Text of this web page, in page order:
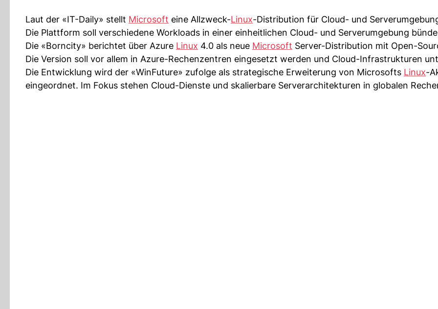
Laut der «IT-Daily» stellt Microsoft eine Allzweck-Linux-Distribution für Cloud- und
Die Plattform soll verschiedene Workloads in einer einheitlichen Cloud- und Serverumgebung
Die «Borncity» berichtet über Azure Linux 4.0 als neue Microsoft Server-Distribution mit Open-
Die Version soll vor allem in Azure-Rechenzentren eingesetzt werden und Cloud-Infrastrukturen
Die Entwicklung wird der «WinFuture» zufolge als strategische Erweiterung von Microsofts Linux-
eingeordnet. Im Fokus stehen Cloud-Dienste und skalierbare Serverarchitekturen in globalen